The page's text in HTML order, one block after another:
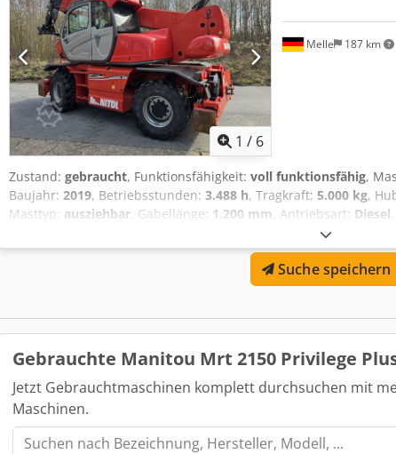
1 / 6
Melle 187 km
Zustand: gebraucht, Funktionsfähigkeit: voll funktionsfähig,
Baujahr: 2019, Betriebsstunden: 3.488 h, Tragkraft: 5.000 kg,
Masttyp: ausziehbar , Gabellänge: 1.200 mm , Antriebsart: Diesel
Fahrgestellnummer: 5554 Djdpfx Aiexbi Azowokr Masttyp:
funktionsfähig Zustand Technisch: gut Bereifung vorne Typ:
Suche speichern
Gebrauchte Manitou Mrt 2150 Privilege
Jetzt Gebrauchtmaschinen komplett durchsuchen mit
Maschinen.